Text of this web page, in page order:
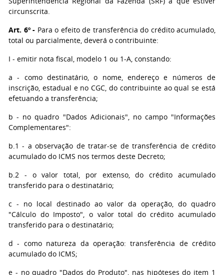
circunscrita.
Art. 6º - Para o efeito de transferência do crédito acumulado,
total ou parcialmente, deverá o contribuinte:
I - emitir nota fiscal, modelo 1 ou 1-A, constando:
a - como destinatário, o nome, endereço e números de
inscrição, estadual e no CGC, do contribuinte ao qual se está
efetuando a transferência;
b - no quadro "Dados Adicionais", no campo "Informações
Complementares":
b.1 - a observação de tratar-se de transferência de crédito
acumulado do ICMS nos termos deste Decreto;
b.2 - o valor total, por extenso, do crédito acumulado
transferido para o destinatário;
c - no local destinado ao valor da operação, do quadro
"Cálculo do Imposto", o valor total do crédito acumulado
transferido para o destinatário;
d - como natureza da operação: transferência de crédito
acumulado do ICMS;
e - no quadro "Dados do Produto", nas hipóteses do item 1